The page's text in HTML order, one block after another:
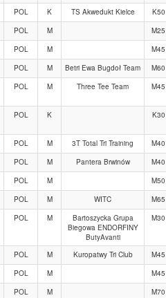
POL K TS Akwedukt Kielce
K50
POL M
M25
POL M
M45
POL M Betri Ewa Bugdoł Team
M60
POL M Three Tee Team M45
POL K K30
POL M 3T Total Tri Training
M40
POL M Pantera Brwinów
M40
POL M
M50
POL M WITC
M65
POL M
Bartoszycka Grupa
Biegowa ENDORFINY
ButyAvanti
M30
POL M Kuropatwy Tri Club
M45
POL M
M45
POL M
M70